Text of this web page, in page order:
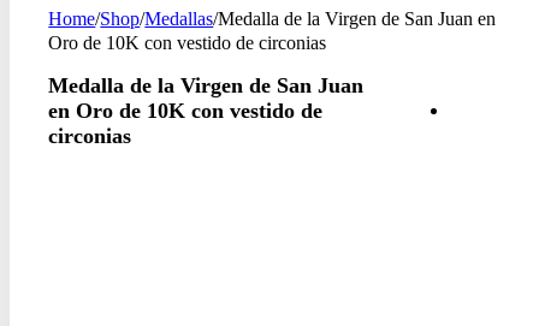
Home/Shop/Medallas/Medalla de la Virgen de San Juan en
Oro de 10K con vestido de circonias
Medalla de la Virgen de San Juan
en Oro de 10K con vestido de
circonias